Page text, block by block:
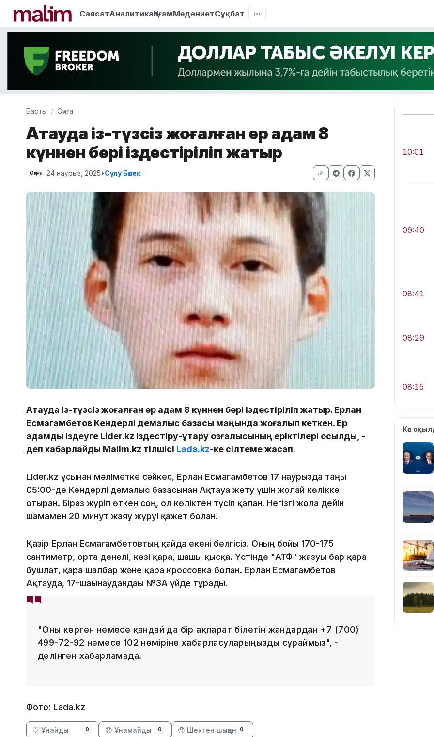
СаясатАналитикаҚоғамМәдениетСұқбат
Басты Оқиға
Ақтауда із-түзсіз жоғалған ер адам 8
күннен бері іздестіріліп жатыр
Оқиға 24 наурыз, 2025•Сұлу Бөлек
Ақтауда із-түзсіз жоғалған ер адам 8 күннен бері іздестіріліп жатыр. Ерлан
Есмагамбетов Кендерлі демалыс базасы маңында жоғалып кеткен. Ер
адамды іздеуге Lider.kz іздестіру-құтқару қозғалысының еріктілері қосылды, -
деп хабарлайды Malim.kz тілшісі Lada.kz-ке сілтеме жасап.
Lider.kz ұсынған мәліметке сәйкес, Ерлан Есмагамбетов 17 наурызда таңғы
05:00-де Кендерлі демалыс базасынан Ақтауға жету үшін жолай көлікке
отырған. Біраз жүріп өткен соң, ол көліктен түсіп қалған. Негізгі жолға дейін
шамамен 20 минут жаяу жүруі қажет болған.
Қазір Ерлан Есмагамбетовтың қайда екені белгісіз. Оның бойы 170-175
сантиметр, орта денелі, көзі қара, шашы қысқа. Үстінде "АТФ" жазуы бар қара
бушлат, қара шалбар және қара кроссовка болған. Ерлан Есмагамбетов
Ақтауда, 17-шағынаудандағы №3А үйде тұрады.
"Оны көрген немесе қандай да бір ақпарат білетін жандардан +7 (700)
499-72-92 немесе 102 нөміріне хабарласуларыңызды сұраймыз", -
делінген хабарламада.
Фото: Lada.kz
🤍 Ұнайды 0 😞 Ұнамайды 0 😡 Шектен шыққан 0
10:01
09:40
08:41
08:29
08:15
23:12
21:05
Көп